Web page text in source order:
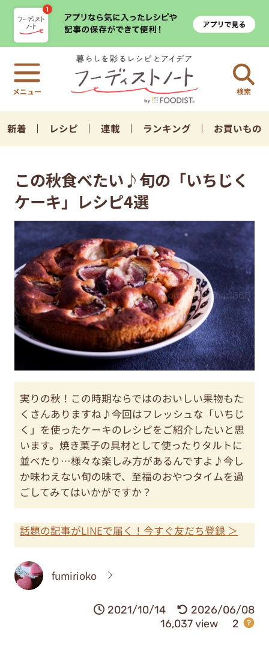
検索
新着 レシピ 連載 ランキング お買いもの
この秋食べたい♪旬の「いちじく
ケーキ」レシピ4選
実りの秋！この時期ならではのおいしい果物もた
くさんありますね♪今回はフレッシュな「いちじ
く」を使ったケーキのレシピをご紹介したいと思
います。焼き菓子の具材として使ったりタルトに
並べたり…様々な楽しみ方があるんですよ♪今し
か味わえない旬の味で、至福のおやつタイムを過
ごしてみてはいかがですか？
話題の記事がLINEで届く！今すぐ友だち登録 ＞
fumirioko
2021/10/14
2026/06/08
16,037 view
2